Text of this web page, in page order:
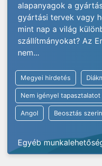
alapanyagok a
gyártási tervek vagy
mint nap a világ
szállítmányokat? Az
nem...
Megyei hirdetés
Nem igényel tapasztalatot
Angol Beosztás
Egyéb